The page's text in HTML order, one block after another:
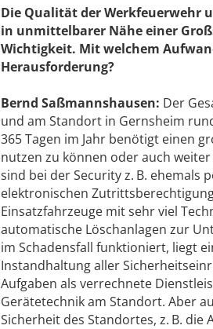
Die Qualität der Werkfeuerwehr
in unmittelbarer Nähe einer
Wichtigkeit. Mit welchem
Herausforderung?
Bernd Saßmannshausen: Der
und am Standort in Gernsheim
365 Tagen im Jahr benötigt einen
nutzen zu können oder auch
sind bei der Security z. B. ehemals
elektronischen
Einsatzfahrzeuge mit sehr viel
automatische Löschanlagen zur
im Schadensfall funktioniert, liegt
Instandhaltung aller
Aufgaben als verrechnete
Gerätetechnik am Standort. Aber
Sicherheit des Standortes, z. B. die